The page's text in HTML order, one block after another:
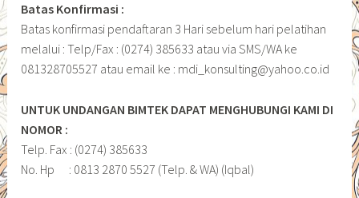
Batas Konfirmasi :
Batas konfirmasi pendaftaran 3 Hari sebelum hari pelatihan
melalui : Telp/Fax : (0274) 385633 atau via SMS/WA ke
081328705527 atau email ke : mdi_konsulting@yahoo.co.id
UNTUK UNDANGAN BIMTEK DAPAT MENGHUBUNGI KAMI DI
NOMOR :
Telp. Fax : (0274) 385633
No. Hp : 0813 2870 5527 (Telp. & WA) (Iqbal)